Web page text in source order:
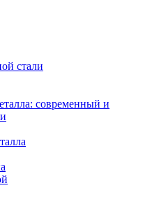
стали
современный и